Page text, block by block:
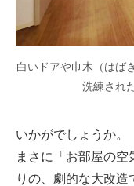
白いドアや巾木（はば
洗練され
いかがでしょうか。
まさに「お部屋の
りの、劇的な大改造